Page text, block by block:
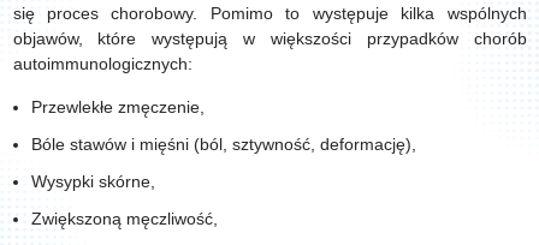
się proces chorobowy. Pomimo to występuje kilka wspólnych
objawów, które występują w większości przypadków chorób
autoimmunologicznych:
Przewlekłe zmęczenie,
Bóle stawów i mięśni (ból, sztywność, deformację),
Wysypki skórne,
Zwiększoną męczliwość,